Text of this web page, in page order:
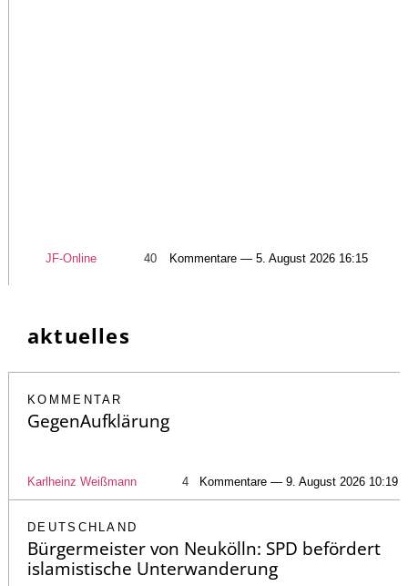
JF-Online 40 Kommentare — 5. August 2026 16:15
aktuelles
KOMMENTAR
GegenAufklärung
Karlheinz Weißmann 4 Kommentare — 9. August 2026 10:19
DEUTSCHLAND
Bürgermeister von Neukölln: SPD befördert
islamistische Unterwanderung